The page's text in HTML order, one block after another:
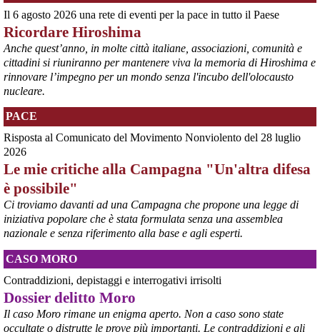
@peacelink - 6/8/2026 7:50
retepacedisarmo.org/2026/missi
Il Parlamento è stato tenuto praticamente all’oscuro del
dispiegamento di uomini e mezzi verso il regno saudita e in un
contesto di conflitto aperto nella regione.
#disarmo #noguerra #pcknews
@peacelink - 6/8/2026 5:38
ilmanifesto.it/guerra-a-debito
Ieri il parlamento ha approvato le risoluzioni della maggioranza che
impegnano il governo ad avviare le procedure per chiedere
all’Unione europea di attivare la clausola di salvaguardia nazionale
per lo scostamento di bilancio. Si tratta, in un triennio, dello 0,6%
Il 6 agosto 2026 una rete di eventi per la pace in tutto il Paese
Ricordare Hiroshima
Anche quest’anno, in molte città italiane, associazioni, comunità e
cittadini si riuniranno per mantenere viva la memoria di Hiroshima e
rinnovare l’impegno per un mondo senza l'incubo dell'olocausto
nucleare.
PACE
Risposta al Comunicato del Movimento Nonviolento del 28 luglio
2026
Le mie critiche alla Campagna "Un'altra difesa
è possibile"
Ci troviamo davanti ad una Campagna che propone una legge di
iniziativa popolare che è stata formulata senza una assemblea
nazionale e senza riferimento alla base e agli esperti.
CASO MORO
Contraddizioni, depistaggi e interrogativi irrisolti
Dossier delitto Moro
Il caso Moro rimane un enigma aperto. Non a caso sono state
occultate o distrutte le prove più importanti. Le contraddizioni e gli